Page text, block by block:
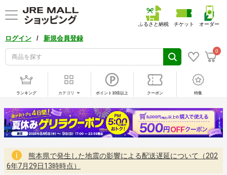
ログイン / 新規会員登録
0
ふるさと納税 チケット オーダー
ランキング カテゴリ ポイント10倍以上 クーポン 特集
熊本県で発生した地震の影響による配送遅延について（202
6年7月29日13時時点）